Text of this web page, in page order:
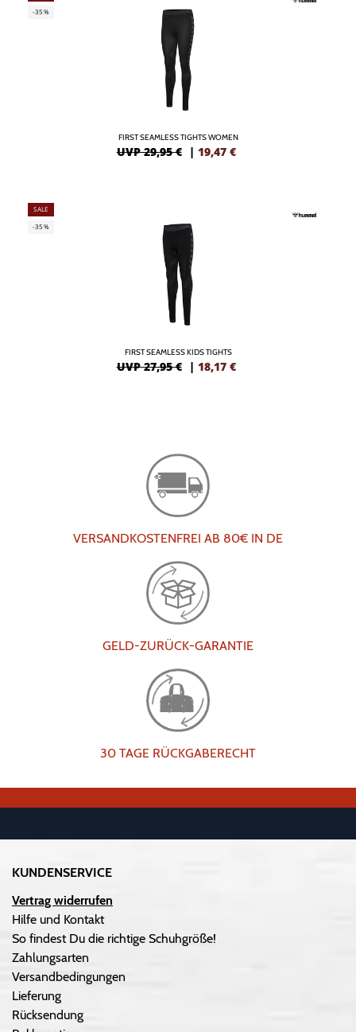
-35%
FIRST SEAMLESS TIGHTS WOMEN
UVP 29,95 € | 19,47 €
SALE
-35%
FIRST SEAMLESS KIDS TIGHTS
UVP 27,95 € | 18,17 €
VERSANDKOSTENFREI AB 80€ IN DE
GELD-ZURÜCK-GARANTIE
30 TAGE RÜCKGABERECHT
KUNDENSERVICE
Vertrag widerrufen
Hilfe und Kontakt
So findest Du die richtige Schuhgröße!
Zahlungsarten
Versandbedingungen
Lieferung
Rücksendung